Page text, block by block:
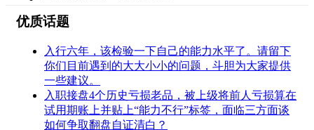
优质话题
入行六年，该检验一下自己的能力水平了。请留下
你们目前遇到的大大小小的问题，斗胆为大家提供
一些建议。
入职接盘4个历史亏损老品，被上级将前人亏损算在
试用期账上并贴上“能力不行”标签，面临三方面谈
如何争取翻盘自证清白？